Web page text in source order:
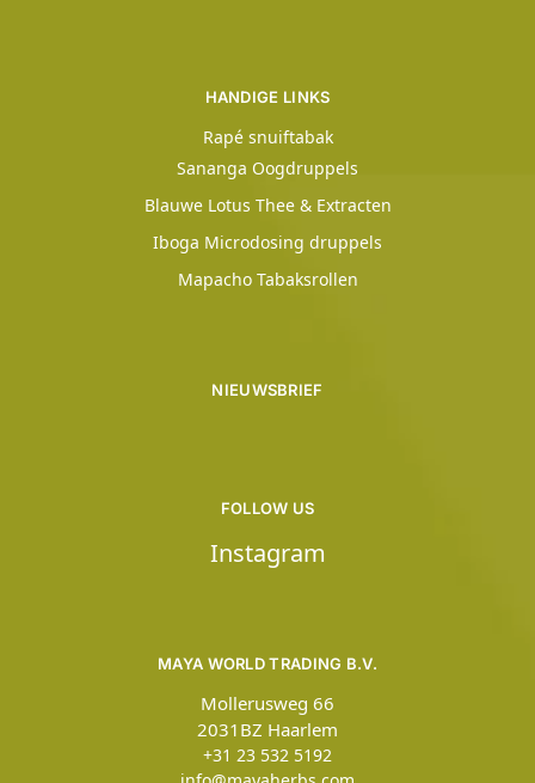
HANDIGE LINKS
Rapé snuiftabak
Sananga Oogdruppels
Blauwe Lotus Thee & Extracten
Iboga Microdosing druppels
Mapacho Tabaksrollen
MAYA WORLD TRADING B.V.
Mollerusweg 66
2031BZ Haarlem
+31 23 532 5192
NIEUWSBRIEF
FOLLOW US
Instagram